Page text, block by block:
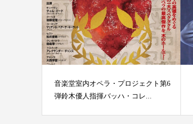
音楽堂室内オペラ・プロジェクト第6
弾鈴木優人指揮バッハ・コレ...